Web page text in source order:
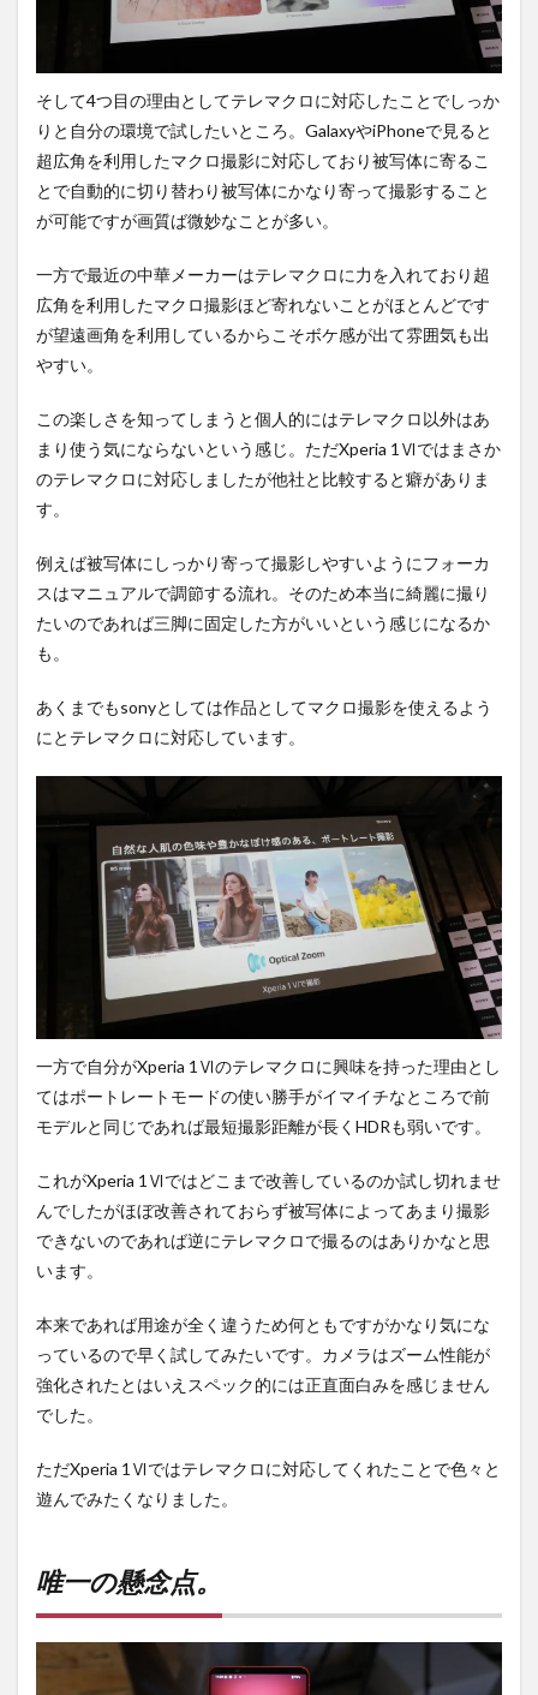
そして4つ目の理由としてテレマクロに対応したことでしっか
りと自分の環境で試したいところ。GalaxyやiPhoneで見ると
超広角を利用したマクロ撮影に対応しており被写体に寄るこ
とで自動的に切り替わり被写体にかなり寄って撮影すること
が可能ですが画質ば微妙なことが多い。
一方で最近の中華メーカーはテレマクロに力を入れており超
広角を利用したマクロ撮影ほど寄れないことがほとんどです
が望遠画角を利用しているからこそボケ感が出て雰囲気も出
やすい。
この楽しさを知ってしまうと個人的にはテレマクロ以外はあ
まり使う気にならないという感じ。ただXperia 1Ⅵではまさか
のテレマクロに対応しましたが他社と比較すると癖がありま
す。
例えば被写体にしっかり寄って撮影しやすいようにフォーカ
スはマニュアルで調節する流れ。そのため本当に綺麗に撮り
たいのであれば三脚に固定した方がいいという感じになるか
も。
あくまでもsonyとしては作品としてマクロ撮影を使えるよう
にとテレマクロに対応しています。
一方で自分がXperia 1Ⅵのテレマクロに興味を持った理由とし
てはポートレートモードの使い勝手がイマイチなところで前
モデルと同じであれば最短撮影距離が長くHDRも弱いです。
これがXperia 1Ⅵではどこまで改善しているのか試し切れませ
んでしたがほぼ改善されておらず被写体によってあまり撮影
できないのであれば逆にテレマクロで撮るのはありかなと思
います。
本来であれば用途が全く違うため何ともですがかなり気にな
っているので早く試してみたいです。カメラはズーム性能が
強化されたとはいえスペック的には正直面白みを感じません
でした。
ただXperia 1Ⅵではテレマクロに対応してくれたことで色々と
遊んでみたくなりました。
唯一の懸念点。